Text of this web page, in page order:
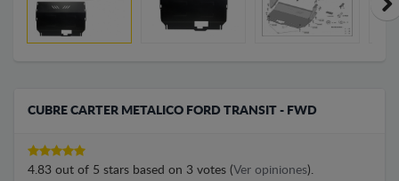
CUBRE CARTER METALICO FORD TRANSIT - FWD
4.83 out of 5 stars based on 3 votes (Ver opiniones).